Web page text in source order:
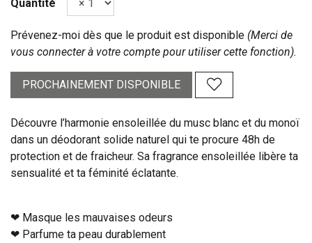
Quantité
Prévenez-moi dès que le produit est disponible (Merci de
vous connecter à votre compte pour utiliser cette fonction).
PROCHAINEMENT DISPONIBLE
Découvre l’harmonie ensoleillée du musc blanc et du monoï
dans un déodorant solide naturel qui te procure 48h de
protection et de fraicheur. Sa fragrance ensoleillée libère ta
sensualité et ta féminité éclatante.
❤︎ Masque les mauvaises odeurs
❤︎ Parfume ta peau durablement